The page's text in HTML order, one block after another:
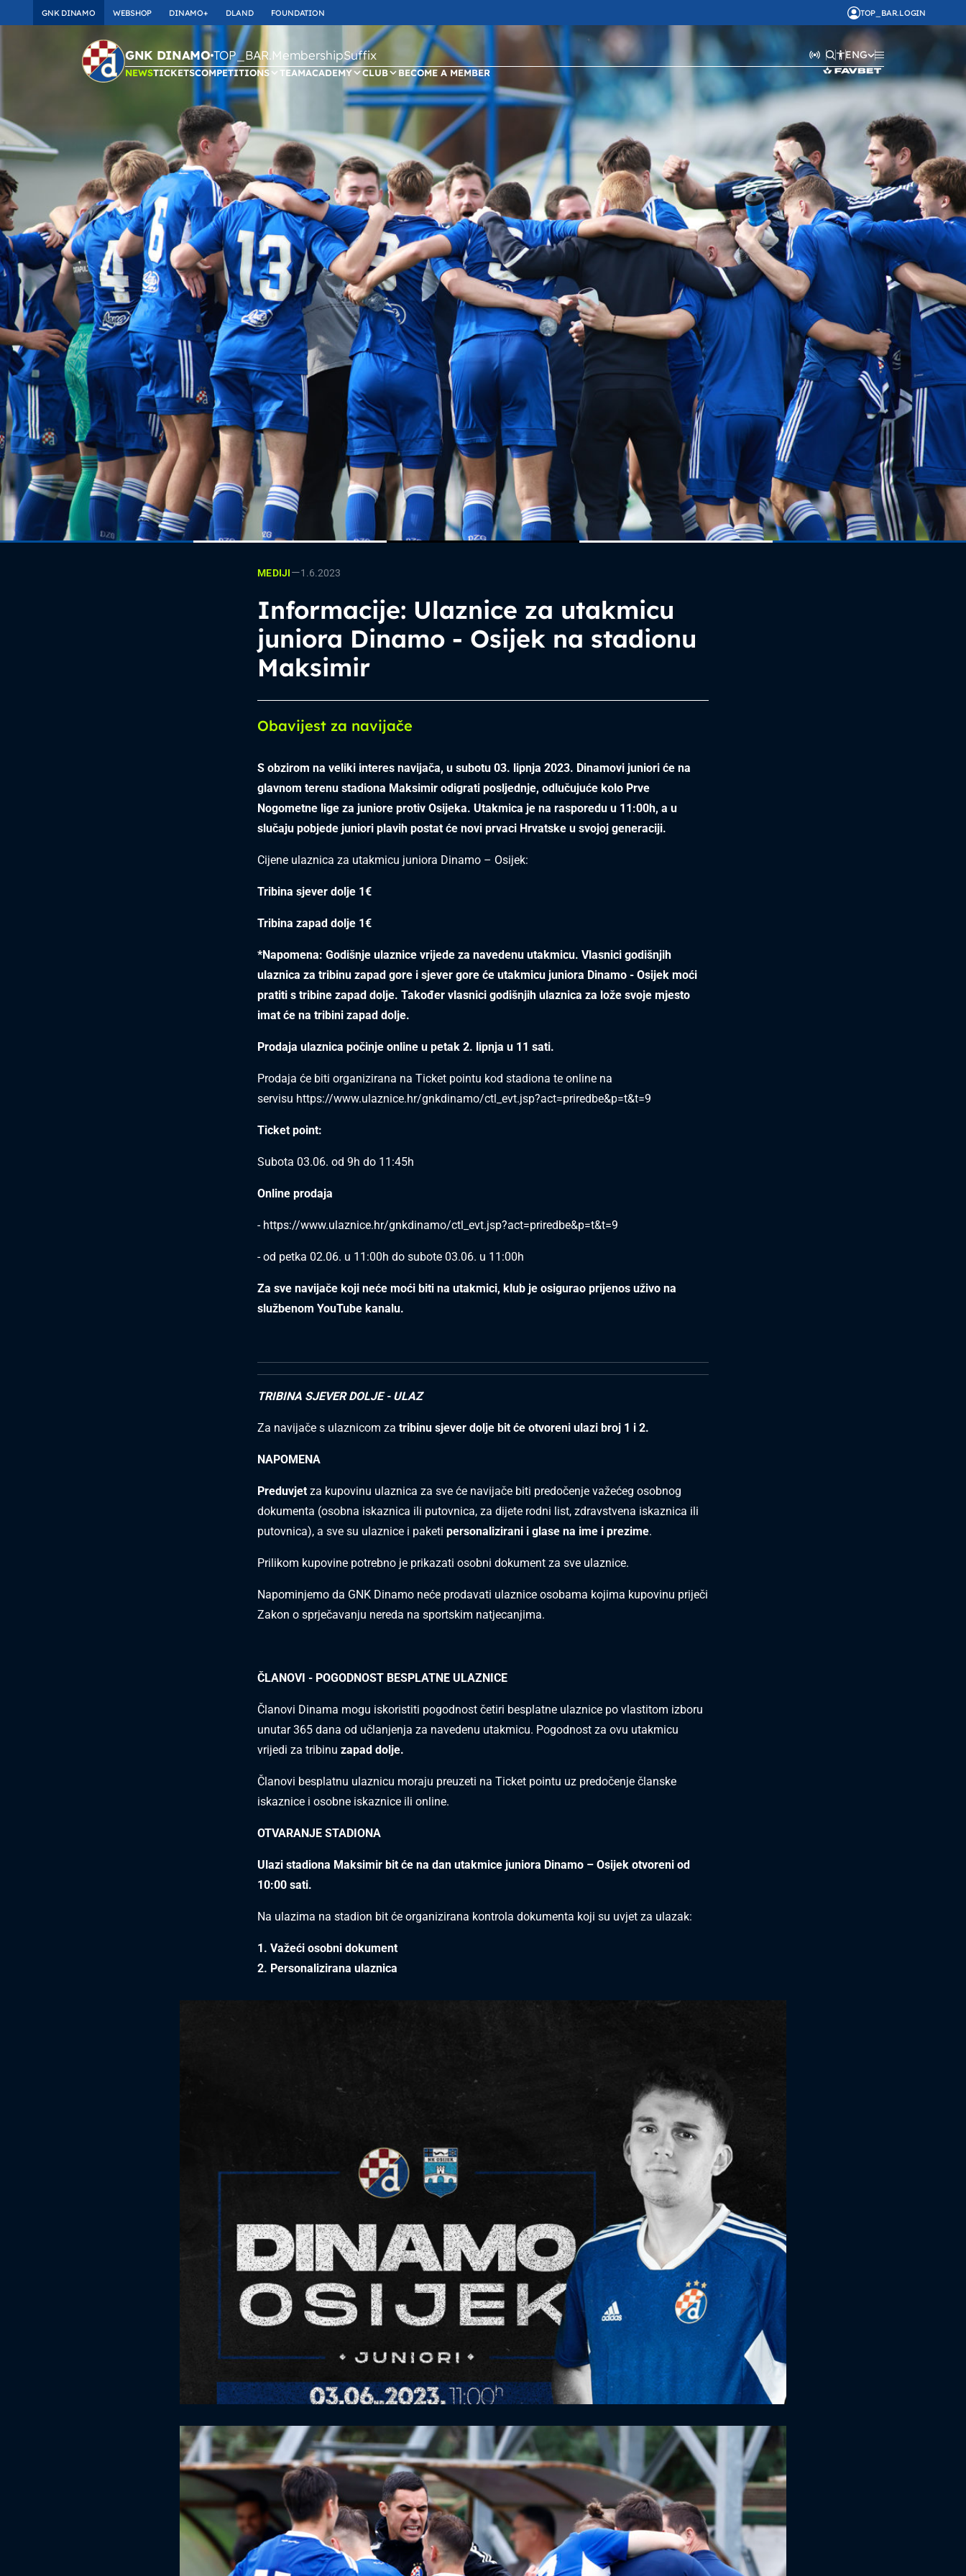
GNK DINAMO WEBSHOP DINAMO+ DLAND FOUNDATION TOP_BAR.LOGIN
GNK DINAMO TOP_BAR.MembershipSuffix ENG
NEWSTICKETSCOMPETITIONS TEAMACADEMY CLUB BECOME A MEMBER
MEDIJI—1.6.2023
Informacije: Ulaznice za utakmicu
juniora Dinamo - Osijek na stadionu
Maksimir
Obavijest za navijače
S obzirom na veliki interes navijača, u subotu 03. lipnja 2023. Dinamovi juniori će na
glavnom terenu stadiona Maksimir odigrati posljednje, odlučujuće kolo Prve
Nogometne lige za juniore protiv Osijeka. Utakmica je na rasporedu u 11:00h, a u
slučaju pobjede juniori plavih postat će novi prvaci Hrvatske u svojoj generaciji.
Cijene ulaznica za utakmicu juniora Dinamo – Osijek:
Tribina sjever dolje 1€
Tribina zapad dolje 1€
*Napomena: Godišnje ulaznice vrijede za navedenu utakmicu. Vlasnici godišnjih
ulaznica za tribinu zapad gore i sjever gore će utakmicu juniora Dinamo - Osijek moći
pratiti s tribine zapad dolje. Također vlasnici godišnjih ulaznica za lože svoje mjesto
imat će na tribini zapad dolje.
Prodaja ulaznica počinje online u petak 2. lipnja u 11 sati.
Prodaja će biti organizirana na Ticket pointu kod stadiona te online na
servisu https://www.ulaznice.hr/gnkdinamo/ctl_evt.jsp?act=priredbe&p=t&t=9
Ticket point:
Subota 03.06. od 9h do 11:45h
Online prodaja
- https://www.ulaznice.hr/gnkdinamo/ctl_evt.jsp?act=priredbe&p=t&t=9
- od petka 02.06. u 11:00h do subote 03.06. u 11:00h
Za sve navijače koji neće moći biti na utakmici, klub je osigurao prijenos uživo na
službenom YouTube kanalu.
TRIBINA SJEVER DOLJE - ULAZ
Za navijače s ulaznicom za tribinu sjever dolje bit će otvoreni ulazi broj 1 i 2.
NAPOMENA
Preduvjet za kupovinu ulaznica za sve će navijače biti predočenje važećeg osobnog
dokumenta (osobna iskaznica ili putovnica, za dijete rodni list, zdravstvena iskaznica ili
putovnica), a sve su ulaznice i paketi personalizirani i glase na ime i prezime.
Prilikom kupovine potrebno je prikazati osobni dokument za sve ulaznice.
Napominjemo da GNK Dinamo neće prodavati ulaznice osobama kojima kupovinu priječi
Zakon o sprječavanju nereda na sportskim natjecanjima.
ČLANOVI - POGODNOST BESPLATNE ULAZNICE
Članovi Dinama mogu iskoristiti pogodnost četiri besplatne ulaznice po vlastitom izboru
unutar 365 dana od učlanjenja za navedenu utakmicu. Pogodnost za ovu utakmicu
vrijedi za tribinu zapad dolje.
Članovi besplatnu ulaznicu moraju preuzeti na Ticket pointu uz predočenje članske
iskaznice i osobne iskaznice ili online.
OTVARANJE STADIONA
Ulazi stadiona Maksimir bit će na dan utakmice juniora Dinamo – Osijek otvoreni od
10:00 sati.
Na ulazima na stadion bit će organizirana kontrola dokumenta koji su uvjet za ulazak:
1. Važeći osobni dokument
2. Personalizirana ulaznica